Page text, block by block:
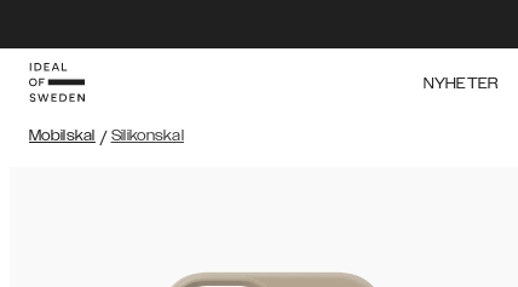
NYHETER
Mobilskal / Silikonskal